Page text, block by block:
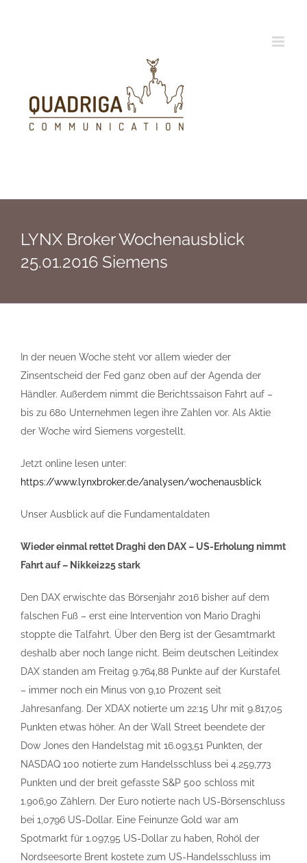
LYNX Broker Wochenausblick
25.01.2016 Siemens
In der neuen Woche steht vor allem wieder der
Zinsentscheid der Fed ganz oben auf der Agenda der
Händler. Außerdem nimmt die Berichtssaison Fahrt auf –
bis zu 680 Unternehmen legen ihre Zahlen vor. Als Aktie
der Woche wird Siemens vorgestellt.
Jetzt online lesen unter:
https://www.lynxbroker.de/analysen/wochenausblick
Unser Ausblick auf die Fundamentaldaten
Wieder einmal rettet Draghi den DAX – US-Erholung nimmt
Fahrt auf – Nikkei225 stark
Den DAX erwischte das Börsenjahr 2016 bisher auf dem
falschen Fuß – erst eine Intervention von Mario Draghi
stoppte die Talfahrt. Über den Berg ist der Gesamtmarkt
deshalb aber noch lange nicht. Beim deutschen Leitindex
DAX standen am Freitag 9.764,88 Punkte auf der Kurstafel
– immer noch ein Minus von 9,10 Prozent seit
Jahresanfang. Der XDAX notierte um 22:15 Uhr mit 9.817,05
Punkten etwas höher. An der Wall Street beendete der
Dow Jones den Handelstag mit 16.093,51 Punkten, der
NASDAQ 100 notierte zum Handelsschluss bei 4.259,773
Punkten und der breit gefasste S&P 500 schloss mit
1.906,90 Zählern. Der Euro notierte nach US-Börsenschluss
bei 1,0796 US-Dollar. Eine Feinunze Gold war am
Spotmarkt für 1.097,95 US-Dollar zu haben, Rohöl der
Nordseesorte Brent kostete zum US-Handelsschluss im